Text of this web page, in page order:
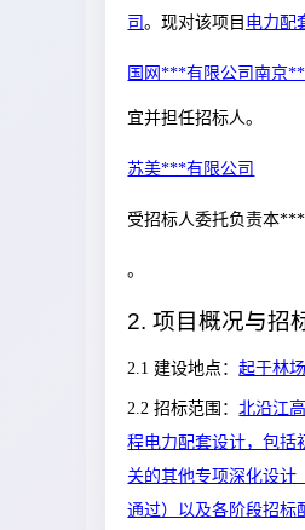
司。 现对该项目 电力配
国网***有限公司南京
宜并担任招标人。
苏美***有限公司
受招标人委托负责本
。
2.项目概况与招
2. 1 建设地点 ：起于林
2.2招标范围 ：北沿江
程电力配套设计，包括
关的其他专项深化设计
通过）以及各阶段招标